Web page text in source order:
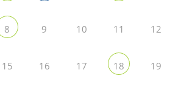
8 9 10 11 12
15 16 17 18 19